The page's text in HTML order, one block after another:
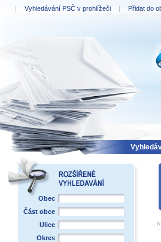
Obec
Část obce
Ulice
Okres
| Vyhledávání PSČ v prohlížeči | Přidat do